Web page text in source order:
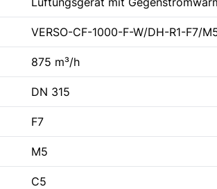
VERSO-CF-1000-F-W/DH-R1-F7/
875 m³/h
DN 315
F7
M5
C5